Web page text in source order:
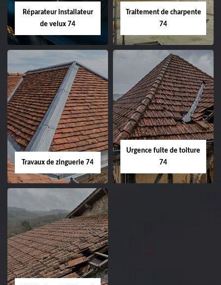
Réparateur installateur
de velux 74
Traitement de charpente
74
Travaux de zinguerie 74
Urgence fuite de toiture
74